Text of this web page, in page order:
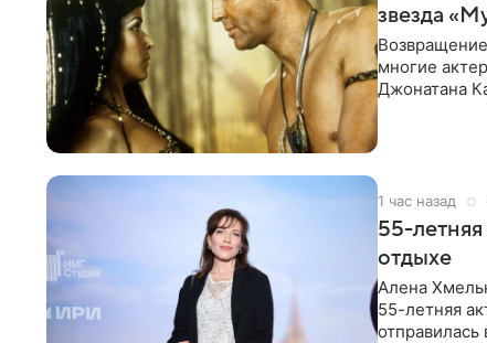
звезда
многие
Джонатана
1 час назад
55-
отдыхе
Алена
55-летняя